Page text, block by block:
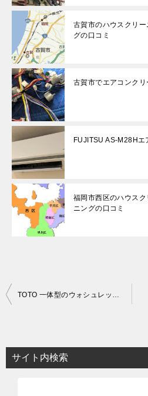
古賀市のハウスクリ
グの口コミ
古賀市でエアコンクリ
FUJITSU AS-M28H
福岡市西区のハウス
ニングの口コミ
投
ビ
ゲ
TOTO 一体型のウォシュレットの掃除
サイト内検索